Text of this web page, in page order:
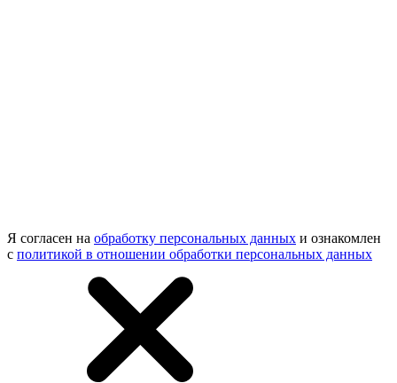
Я согласен на обработку персональных данных и ознакомлен
с политикой в отношении обработки персональных данных